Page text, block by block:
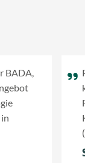
BADA,